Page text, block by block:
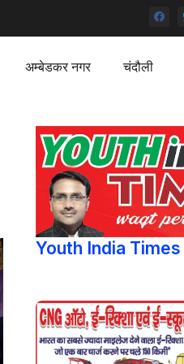
अम्बेडकर नगर चंदौली
Youth India Times